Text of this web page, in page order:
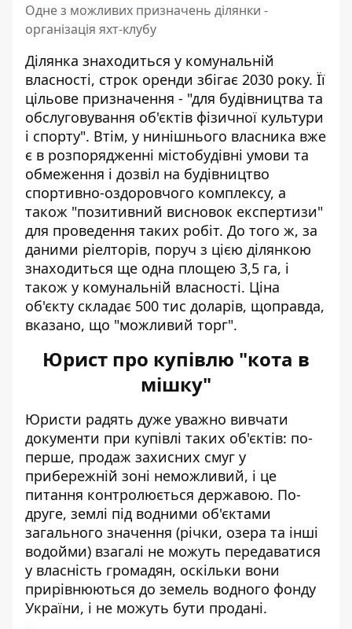
Одне з можливих призначень ділянки -
організація яхт-клубу
Ділянка знаходиться у комунальній
власності, строк оренди збігає 2030 року. Її
цільове призначення - "для будівництва та
обслуговування об'єктів фізичної культури
і спорту". Втім, у нинішнього власника вже
є в розпорядженні містобудівні умови та
обмеження і дозвіл на будівництво
спортивно-оздоровчого комплексу, а
також "позитивний висновок експертизи"
для проведення таких робіт. До того ж, за
даними ріелторів, поруч з цією ділянкою
знаходиться ще одна площею 3,5 га, і
також у комунальній власності. Ціна
об'єкту складає 500 тис доларів, щоправда,
вказано, що "можливий торг".
Юрист про купівлю "кота в
мішку"
Юристи радять дуже уважно вивчати
документи при купівлі таких об'єктів: по-
перше, продаж захисних смуг у
прибережній зоні неможливий, і це
питання контролюється державою. По-
друге, землі під водними об'єктами
загального значення (річки, озера та інші
водойми) взагалі не можуть передаватися
у власність громадян, оскільки вони
прирівнюються до земель водного фонду
України, і не можуть бути продані.